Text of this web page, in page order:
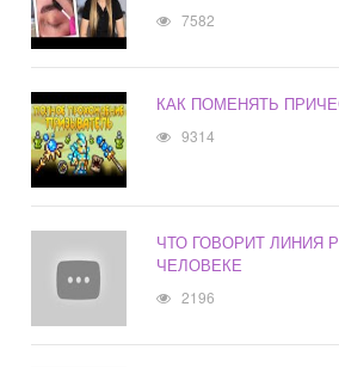
7582
КАК ПОМЕНЯТЬ
9314
ЧТО ГОВОРИТ ЛИНИЯ
ЧЕЛОВЕКЕ
2196